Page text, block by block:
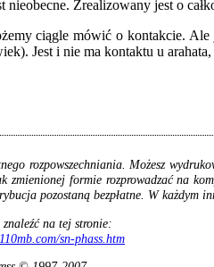
nieobecne. Zrealizowany jest o
ciągle mówić o kontakcie.
Jest i nie ma kontaktu u
rozpowszechniania. Możesz
zmienionej formie rozprowadzać na
pozostaną bezpłatne. W każdym
znaleźć na tej stronie:
sn-phass.htm